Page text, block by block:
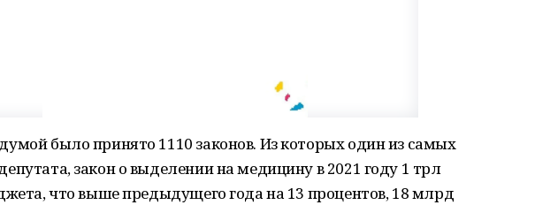
было принято 1110 законов. Из которых один из самых
закон о выделении на медицину в 2021 году 1 трл
что выше предыдущего года на 13 процентов, 18 млрд